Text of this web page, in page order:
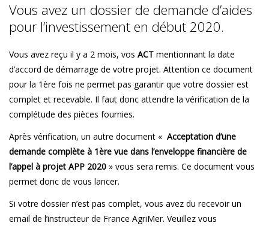
Vous avez un dossier de demande d’aides
pour l’investissement en début 2020.
Vous avez reçu il y a 2 mois, vos ACT mentionnant la date
d’accord de démarrage de votre projet. Attention ce document
pour la 1ère fois ne permet pas garantir que votre dossier est
complet et recevable. Il faut donc attendre la vérification de la
complétude des pièces fournies.
Après vérification, un autre document « Acceptation d’une
demande complète à 1ère vue dans l’enveloppe financière de
l’appel à projet APP 2020 » vous sera remis. Ce document vous
permet donc de vous lancer.
Si votre dossier n’est pas complet, vous avez du recevoir un
email de l’instructeur de France AgriMer. Veuillez vous